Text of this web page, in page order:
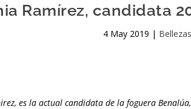
Ramírez, candidata
4 May 2019 | Bellezas
es la actual candidata de la foguera